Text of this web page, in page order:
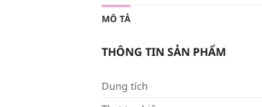
MÔ TẢ
THÔNG TIN SẢN PHẨM
Dung tích